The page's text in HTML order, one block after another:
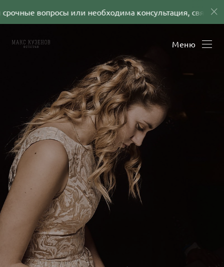
вопросы или необходима консультация,
Меню